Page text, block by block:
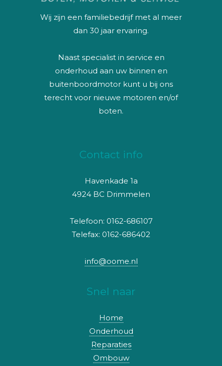
Wij zijn een familiebedrijf met al meer
dan 30 jaar ervaring.
Naast specialist in service en
onderhoud aan uw binnen en
buitenboordmotor kunt u bij ons
terecht voor nieuwe motoren en/of
boten.
Contact info
Havenkade 1a
4924 BC Drimmelen
Telefoon: 0162-686107
Telefax: 0162-686402
info@oome.nl
Snel naar
Home
Onderhoud
Reparaties
Ombouw